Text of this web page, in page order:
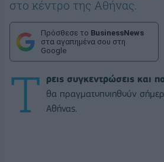
στο κέντρο της Αθήνας.
Πρόσθεσε το BusinessNews
στα αγαπημένα σου στη
Google
Τ
ρεις συγκεντρώσεις και
θα πραγματοποιηθούν
Αθήνας.